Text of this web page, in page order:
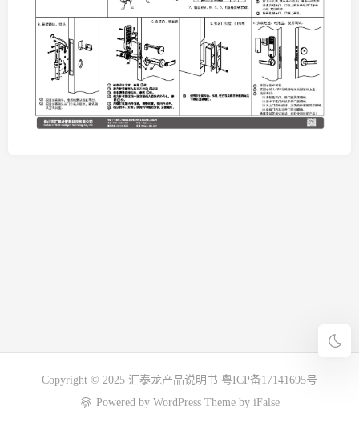
Copyright © 2025 汇泰龙产品说明书 粤ICP备17141695号
Powered by WordPress Theme by iFalse